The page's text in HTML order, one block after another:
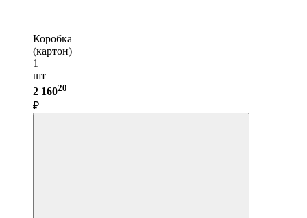
Коробка
(картон)
1
шт —
2 16020
₽